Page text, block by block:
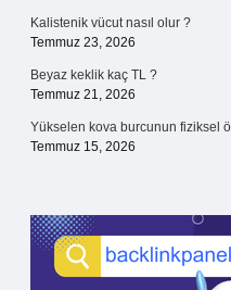
Kalistenik vücut nasıl olur ?
Temmuz 23, 2026
Beyaz keklik kaç TL ?
Temmuz 21, 2026
Yükselen kova burcunun fiziksel
Temmuz 15, 2026